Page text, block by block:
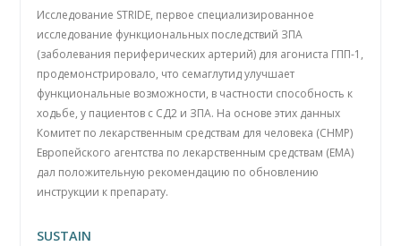
Исследование STRIDE, первое специализированное
исследование функциональных последствий ЗПА
(заболевания периферических артерий) для агониста ГПП-1,
продемонстрировало, что семаглутид улучшает
функциональные возможности, в частности способность к
ходьбе, у пациентов с СД2 и ЗПА. На основе этих данных
Комитет по лекарственным средствам для человека (CHMP)
Европейского агентства по лекарственным средствам (EMA)
дал положительную рекомендацию по обновлению
инструкции к препарату.
SUSTAIN